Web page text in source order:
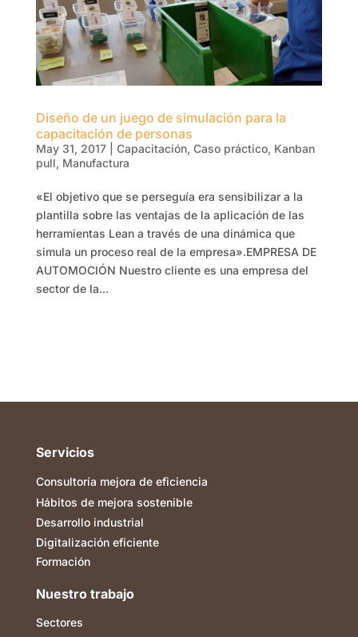
Diseño de un juego de simulación para la
capacitación de personas
May 31, 2017| Capacitación, Caso práctico, Kanban
pull, Manufactura
«El objetivo que se perseguía era sensibilizar a la
plantilla sobre las ventajas de la aplicación de las
herramientas Lean a través de una dinámica que
simula un proceso real de la empresa».EMPRESA DE
AUTOMOCIÓN Nuestro cliente es una empresa del
sector de la...
Servicios
Consultoría mejora de eficiencia
Hábitos de mejora sostenible
Desarrollo industrial
Digitalización eficiente
Formación
Nuestro trabajo
Sectores